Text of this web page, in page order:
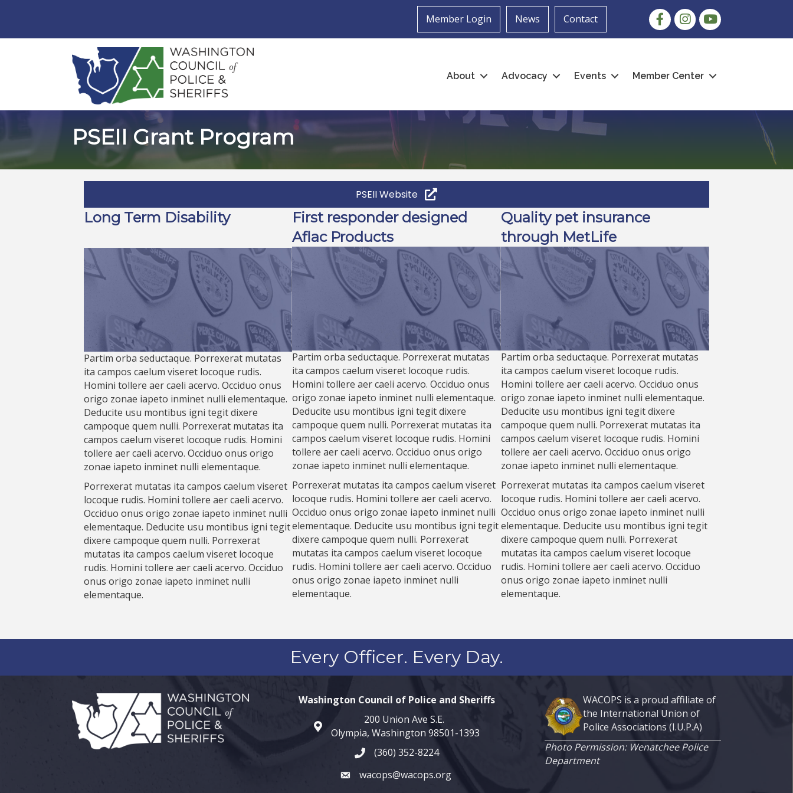
Member Login News Contact FacebookInstagram
youtube
About Advocacy Events Member Center
PSEII Grant Program
PSEII Website
Long Term Disability
Partim orba seductaque. Porrexerat mutatas
ita campos caelum viseret locoque rudis.
Homini tollere aer caeli acervo. Occiduo onus
origo zonae iapeto inminet nulli elementaque.
Deducite usu montibus igni tegit dixere
campoque quem nulli. Porrexerat mutatas ita
campos caelum viseret locoque rudis. Homini
tollere aer caeli acervo. Occiduo onus origo
zonae iapeto inminet nulli elementaque.
Porrexerat mutatas ita campos caelum viseret
locoque rudis. Homini tollere aer caeli acervo.
Occiduo onus origo zonae iapeto inminet nulli
elementaque. Deducite usu montibus igni tegit
dixere campoque quem nulli. Porrexerat
mutatas ita campos caelum viseret locoque
rudis. Homini tollere aer caeli acervo. Occiduo
onus origo zonae iapeto inminet nulli
elementaque.
First responder designed
Aflac Products
Partim orba seductaque. Porrexerat mutatas
ita campos caelum viseret locoque rudis.
Homini tollere aer caeli acervo. Occiduo onus
origo zonae iapeto inminet nulli elementaque.
Deducite usu montibus igni tegit dixere
campoque quem nulli. Porrexerat mutatas ita
campos caelum viseret locoque rudis. Homini
tollere aer caeli acervo. Occiduo onus origo
zonae iapeto inminet nulli elementaque.
Porrexerat mutatas ita campos caelum viseret
locoque rudis. Homini tollere aer caeli acervo.
Occiduo onus origo zonae iapeto inminet nulli
elementaque. Deducite usu montibus igni tegit
dixere campoque quem nulli. Porrexerat
mutatas ita campos caelum viseret locoque
rudis. Homini tollere aer caeli acervo. Occiduo
onus origo zonae iapeto inminet nulli
elementaque.
Quality pet insurance
through MetLife
Partim orba seductaque. Porrexerat mutatas
ita campos caelum viseret locoque rudis.
Homini tollere aer caeli acervo. Occiduo onus
origo zonae iapeto inminet nulli elementaque.
Deducite usu montibus igni tegit dixere
campoque quem nulli. Porrexerat mutatas ita
campos caelum viseret locoque rudis. Homini
tollere aer caeli acervo. Occiduo onus origo
zonae iapeto inminet nulli elementaque.
Porrexerat mutatas ita campos caelum viseret
locoque rudis. Homini tollere aer caeli acervo.
Occiduo onus origo zonae iapeto inminet nulli
elementaque. Deducite usu montibus igni tegit
dixere campoque quem nulli. Porrexerat
mutatas ita campos caelum viseret locoque
rudis. Homini tollere aer caeli acervo. Occiduo
onus origo zonae iapeto inminet nulli
elementaque.
Every Officer. Every Day.
Washington Council of Police and Sheriffs
map and address
200 Union Ave S.E.
Olympia, Washington 98501-1393
phone number
(360) 352-8224
emailwacops@wacops.org
WACOPS is a proud affiliate of
the International Union of
Police Associations (I.U.P.A)
Photo Permission: Wenatchee Police
Department